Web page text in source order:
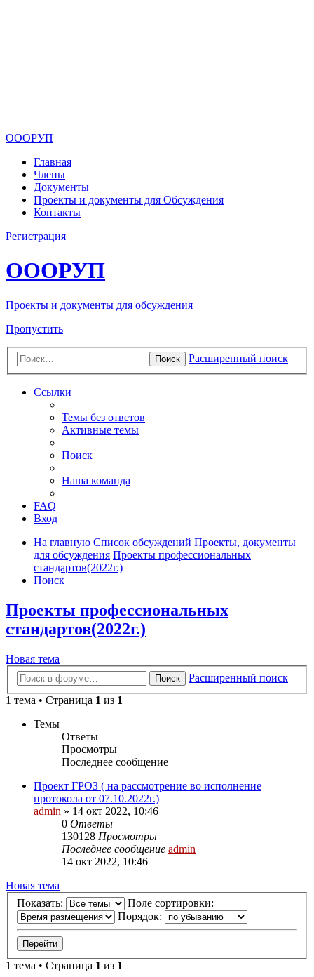
ОООРУП
Главная
Члены
Документы
Проекты и документы для Обсуждения
Контакты
Регистрация
ОООРУП
Проекты и документы для обсуждения
Пропустить
Поиск Расширенный поиск
Ссылки
Темы без ответов
Активные темы
Поиск
Наша команда
FAQ
Вход
На главную Список обсуждений Проекты, документы
для обсуждения Проекты профессиональных
стандартов(2022г.)
Поиск
Проекты профессиональных
стандартов(2022г.)
Новая тема
Поиск
Расширенный поиск
1 тема • Страница 1 из 1
Темы
Ответы
Просмотры
Последнее сообщение
Проект ГРОЗ ( на рассмотрение во исполнение
протокола от 07.10.2022г.)
admin » 14 окт 2022, 10:46
0 Ответы
130128 Просмотры
Последнее сообщение admin
14 окт 2022, 10:46
Новая тема
Показать:
Поле сортировки:
Порядок:
1 тема • Страница 1 из 1